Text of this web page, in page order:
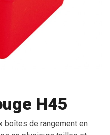
H45
boîtes de rangement en